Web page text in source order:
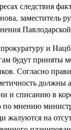
следствия
заместитель
и
будут приняты
Согласно
должны
и списанию в
по мнению
жалуются на